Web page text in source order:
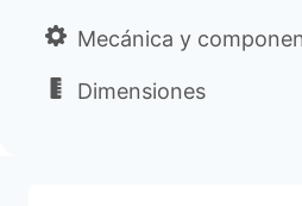
Mecánica y
Dimensiones